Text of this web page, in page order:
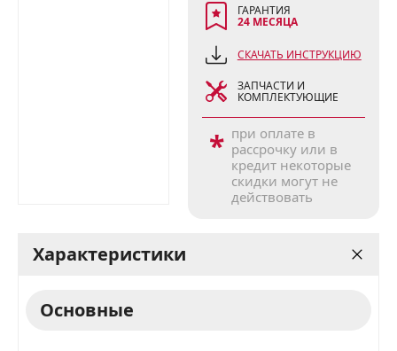
ГАРАНТИЯ
24 МЕСЯЦА
СКАЧАТЬ ИНСТРУКЦИЮ
ЗАПЧАСТИ И
КОМПЛЕКТУЮЩИЕ
* при оплате в
рассрочку или в
кредит некоторые
скидки могут не
действовать
Характеристики
Основные